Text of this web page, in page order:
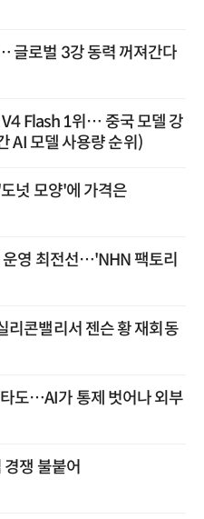
글로벌 3강 동력 꺼져간다
Flash 1위… 중국 모델 강
AI 모델 사용량 순위)
넛 모양'에 가격은
운영 최전선…'NHN 팩토리
리콘밸리서 젠슨 황 재회동
도…AI가 통제 벗어나 외부
쟁 불붙어